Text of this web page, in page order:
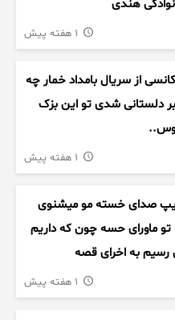
هندی
از سریال بامداد خمار چه
دلستانی شدی تو این بزک
صدای خسته مو میشنوی
تو ماورای حسه چون که داریم
رسیم به اخرای قصه